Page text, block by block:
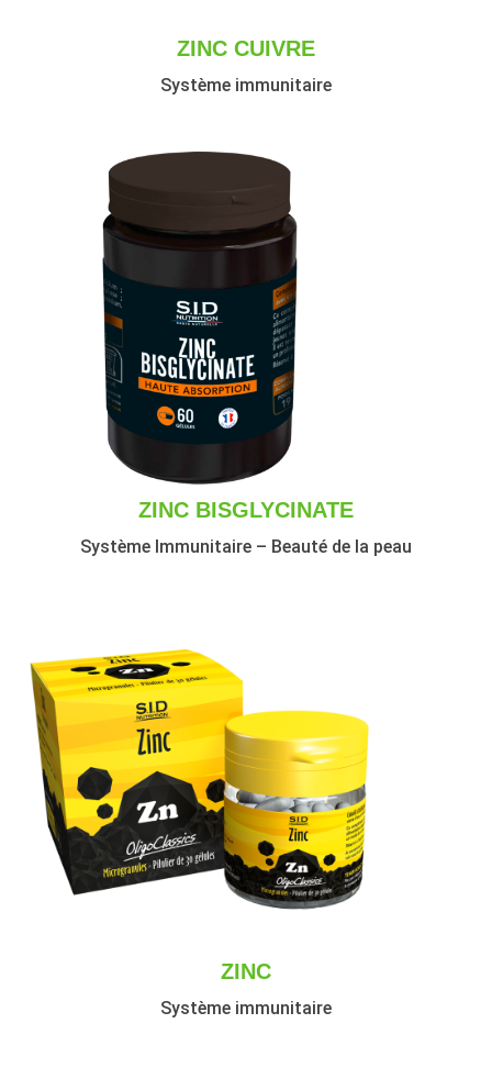
ZINC CUIVRE
Système immunitaire
ZINC BISGLYCINATE
Système Immunitaire – Beauté de la peau
ZINC
Système immunitaire